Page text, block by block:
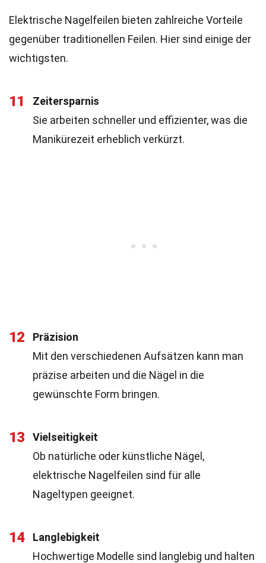
Elektrische Nagelfeilen bieten zahlreiche Vorteile
gegenüber traditionellen Feilen. Hier sind einige der
wichtigsten.
11
Zeitersparnis
Sie arbeiten schneller und effizienter, was die
Manikürezeit erheblich verkürzt.
12
Präzision
Mit den verschiedenen Aufsätzen kann man
präzise arbeiten und die Nägel in die
gewünschte Form bringen.
13
Vielseitigkeit
Ob natürliche oder künstliche Nägel,
elektrische Nagelfeilen sind für alle
Nageltypen geeignet.
14
Langlebigkeit
Hochwertige Modelle sind langlebig und halten